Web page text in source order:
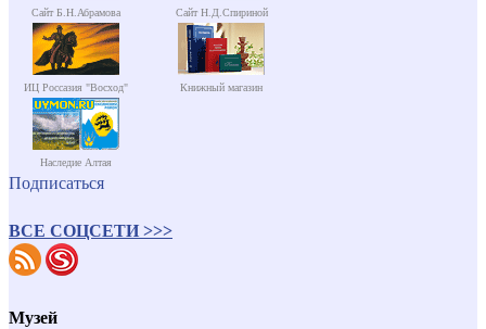
Сайт Б.Н.Абрамова Сайт Н.Д.Спириной
ИЦ Россазия "Восход" Книжный магазин
Наследие Алтая
Подписаться
ВСЕ СОЦСЕТИ >>>
Музей